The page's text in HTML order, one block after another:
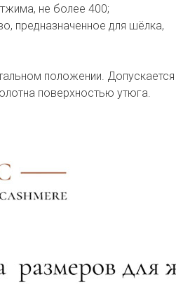
не более 400;
предназначенное для шёлка,
положении. Допускается
поверхностью утюга.